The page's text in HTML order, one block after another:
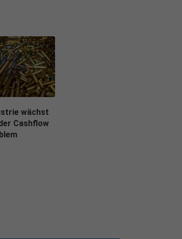
wächst
Cashflow